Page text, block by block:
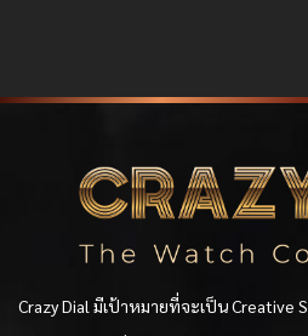
Crazy Dial มีเป้าหมายที่จะเป็น Creative